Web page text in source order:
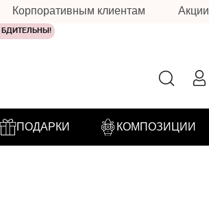
Корпоративным клиентам Акции
БДИТЕЛЬНЫ!
ПОДАРКИ КОМПОЗИЦИИ